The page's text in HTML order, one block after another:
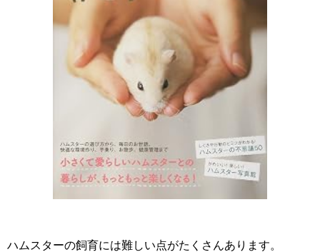
ハムスターの飼育には難しい点がたくさんあります。